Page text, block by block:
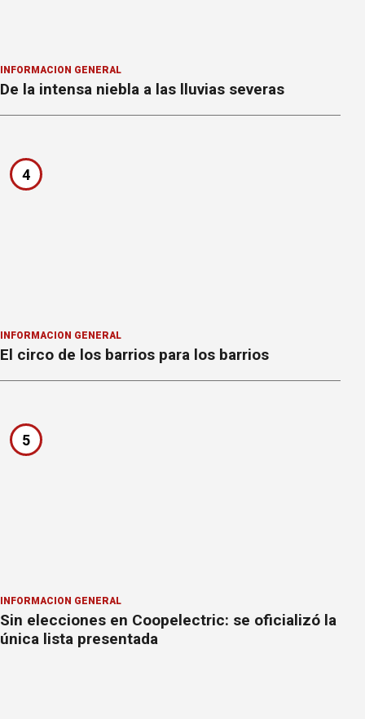
INFORMACION GENERAL
De la intensa niebla a las lluvias severas
4
INFORMACION GENERAL
El circo de los barrios para los barrios
5
INFORMACION GENERAL
Sin elecciones en Coopelectric: se oficializó la
única lista presentada